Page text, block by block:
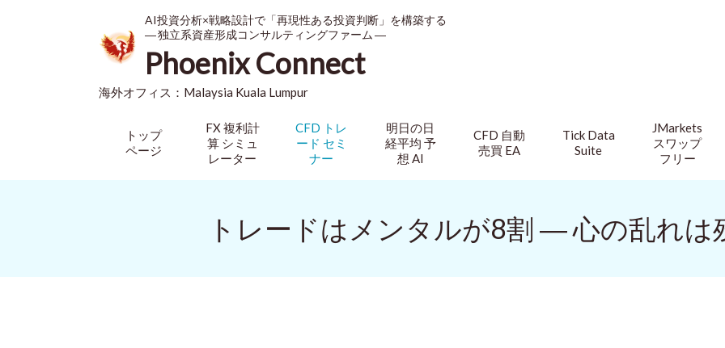
AI投資分析×戦略設計で「再現性ある投資判断」を構築する
― 独立系資産形成コンサルティングファーム ―
Phoenix Connect
海外オフィス： Malaysia Kuala Lumpur
トップ
ページ
FX 複利計
算 シミュ
レーター
CFD トレ
ード セミ
ナー
明日の日
経平均 予
想 AI
CFD 自動
売買 EA
Tick Data
Suite
JMarkets
スワップ
フリー
トレードはメンタルが8割 ― 心の乱れは